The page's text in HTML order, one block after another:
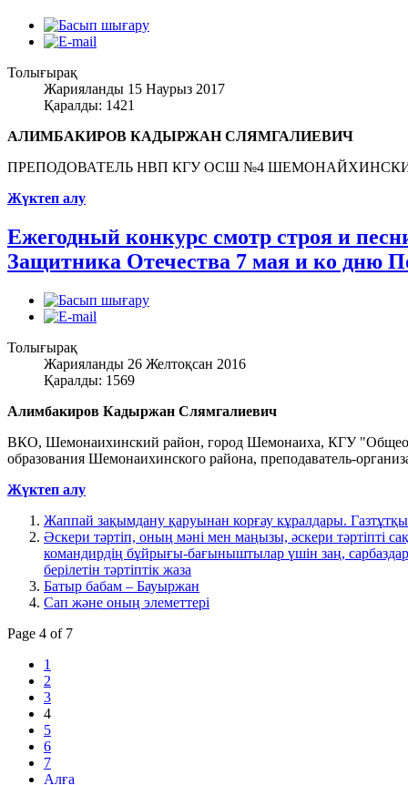
Толығырақ
Жарияланды 15 Наурыз 2017
Қаралды: 1421
АЛИМБАКИРОВ КАДЫРЖАН СЛЯМГАЛИЕВИЧ
ПРЕПОДОВАТЕЛЬ НВП КГУ ОСШ №4
Жүктеп алу
Ежегодный конкурс смотр строя и
Защитника Отечества 7 мая и ко
Толығырақ
Жарияланды 26 Желтоқсан 2016
Қаралды: 1569
Алимбакиров Кадыржан Слямгалиевич
ВКО, Шемонаихинский район, город Шемонаиха, КГУ
образования Шемонаихинского района, преподаватель-
Жүктеп алу
Жаппай зақымдану қаруынан корғау кұралдары.
Әскери тәртіп, оның мәні мен маңызы, әскери тәртіпті
командирдің бұйрығы-бағыныштылар үшін заң,
берілетін тәртіптік жаза
Батыр бабам – Бауыржан
Сап және оның элеметтері
Page 4 of 7
1
2
3
4
5
6
7
Алға